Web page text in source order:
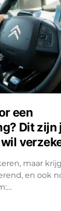
een
Dit zijn
maar
en ook